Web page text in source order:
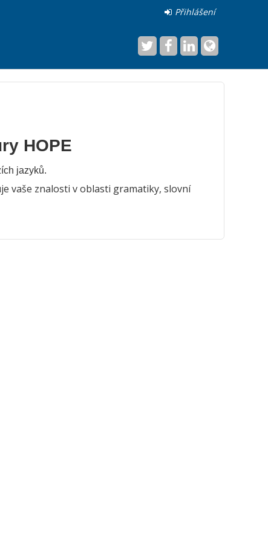
Přihlášení
HOPE
jazyků.
vaše znalosti v oblasti gramatiky, slovní